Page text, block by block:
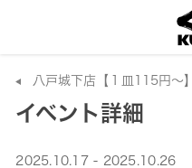
八戸城下店【１皿115円～】
イベント詳細
2025.10.17 - 2025.10.26